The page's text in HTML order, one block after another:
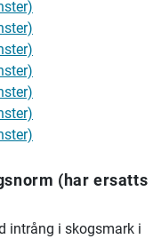
(har ersatts
intrång i skogsmark i